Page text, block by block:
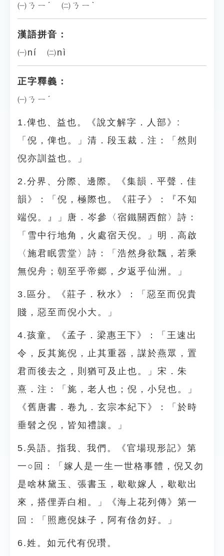
㈠ㄋㄧˊ ㈡ㄋㄧˋ
漢語拼音：
㈠ní ㈡nì
正字釋義：
㈠ㄋㄧˊ
1.俾也、益也。《說文解字．人部》:
「倪，俾也。」清．段玉裁．注：「然則
倪亦訓益也。」
2.分界、分際、邊際。《集韻．平聲．佳
韻》：「倪，極際也。《莊子》：『不知
端倪。』」唐．岑參〈宿鐵關西館〉詩：
「雪中行地角，火處宿天倪。」明．高啟
〈施君眠雲堂〉詩：「浩然身欲飄，若乘
無倪舟；朝至乎帝郷，夕返乎仙洲。」
3.區分。《莊子．秋水》：「惡至而倪貴
賤，惡至而倪小大。」
4.孩童。《孟子．梁惠王下》：「王速出
令，反其旄倪，止其重器，謀於燕眾，置
君而後去之，則猶可及止也。」宋．朱
熹．注：「旄，老人也；倪，小兒也。」
《舊唐書．卷九．玄宗本紀下》：「於時
垂髫之倪，皆知禮讓。」
5.吳語。指我、我們。《官場現形記》第
一○回：「嫁人是一生一世格事體，倪又勿
是啥林黛玉、張書玉，歇歇嫁人，歇歇出
來，搭俚弄白相。」《海上花列傳》第一
回：「照應倪妹子，阿有倽勿好。」
6.姓。如元代有倪瓚。